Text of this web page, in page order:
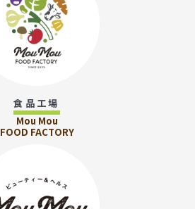
食品工場
Mou Mou
FOOD FACTORY